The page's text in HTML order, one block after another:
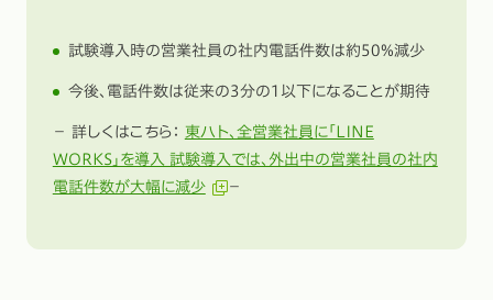
試験導入時の営業社員の社内電話件数は約50%減少
今後、電話件数は従来の3分の1以下になることが期待
－ 詳しくはこちら： 東ハト、全営業社員に「LINE
WORKS」を導入 試験導入では、外出中の営業社員の社内
電話件数が大幅に減少
－